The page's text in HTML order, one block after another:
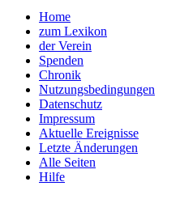
Home
zum Lexikon
der Verein
Spenden
Chronik
Nutzungsbedingungen
Datenschutz
Impressum
Aktuelle Ereignisse
Letzte Änderungen
Alle Seiten
Hilfe